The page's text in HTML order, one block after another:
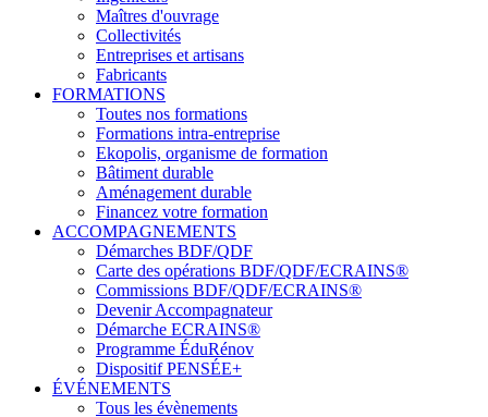
Maîtres d'ouvrage
Collectivités
Entreprises et artisans
Fabricants
FORMATIONS
Toutes nos formations
Formations intra-entreprise
Ekopolis, organisme de formation
Bâtiment durable
Aménagement durable
Financez votre formation
ACCOMPAGNEMENTS
Démarches BDF/QDF
Carte des opérations BDF/QDF/ECRAINS®
Commissions BDF/QDF/ECRAINS®
Devenir Accompagnateur
Démarche ECRAINS®
Programme ÉduRénov
Dispositif PENSÉE+
ÉVÉNEMENTS
Tous les évènements